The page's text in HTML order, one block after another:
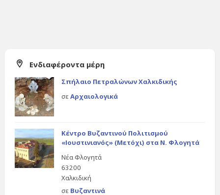
Ενδιαφέροντα μέρη
Σπήλαιο Πετραλώνων Χαλκιδικής
σε Αρχαιολογικά
Κέντρο Βυζαντινού Πολιτισμού
«Ιουστινιανός» (Μετόχι) στα Ν. Φλογητά
Νέα Φλογητά
63200
Χαλκιδική
σε Βυζαντινά